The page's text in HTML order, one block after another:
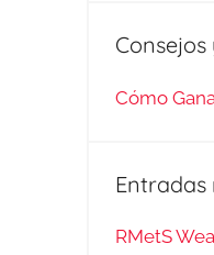
Consejos
Cómo
Entradas
RMetS